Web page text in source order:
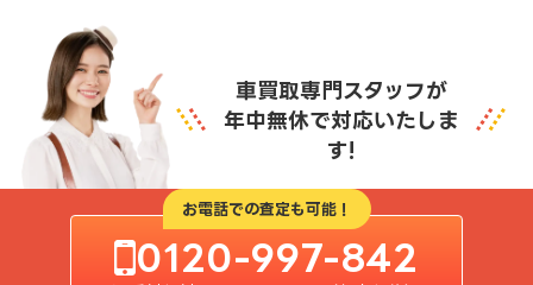
車買取専門スタッフが
年中無休で対応いたしま
す!
お電話での査定も可能！
0120-997-842